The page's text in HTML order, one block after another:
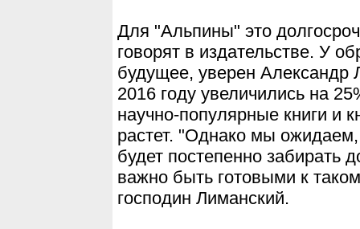
Для "Альпины" это
говорят в издательстве. У
будущее, уверен
2016 году увеличились на
научно-популярные книги и
растет. "Однако мы
будет постепенно
важно быть готовыми к
господин Лиманский.